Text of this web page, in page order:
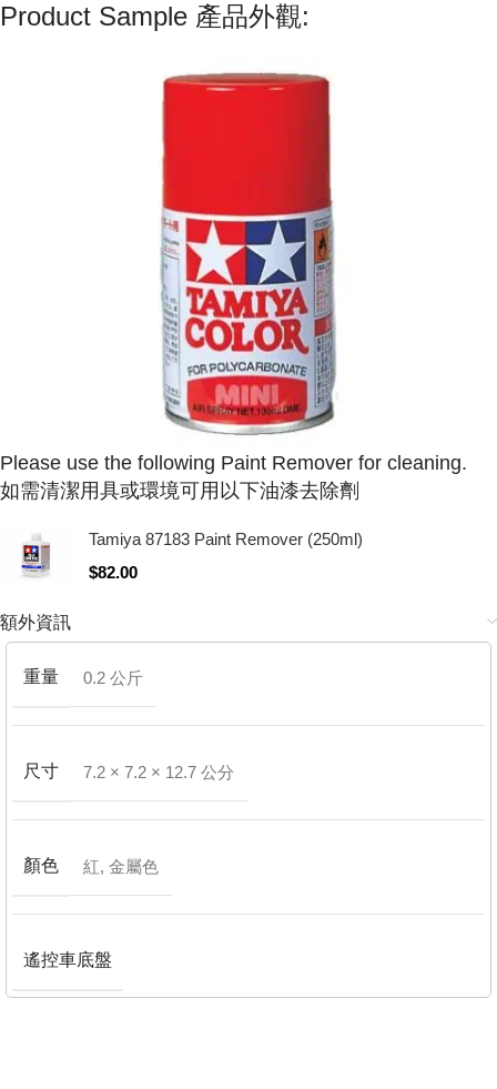
Product Sample 產品外觀:
Please use the following Paint Remover for cleaning.
如需清潔用具或環境可用以下油漆去除劑
Tamiya 87183 Paint Remover (250ml)
$82.00
額外資訊
重量 0.2 公斤
尺寸 7.2 × 7.2 × 12.7 公分
顏色 紅, 金屬色
遙控車底盤